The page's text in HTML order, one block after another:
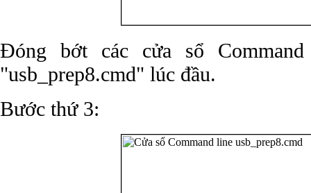
Đóng bớt các cửa sổ
"usb_prep8.cmd" lúc đầu.
Bước thứ 3: